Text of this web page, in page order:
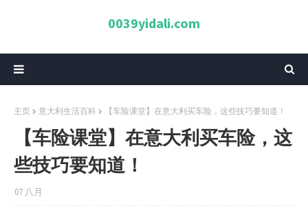
0039yidali.com
主页 意大利生活百科 【车险课堂】在意大利买车险，这些技巧要知道！
【车险课堂】在意大利买车险，这
些技巧要知道！
07 八月